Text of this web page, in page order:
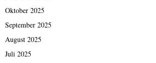
Oktober 2025
September 2025
August 2025
Juli 2025